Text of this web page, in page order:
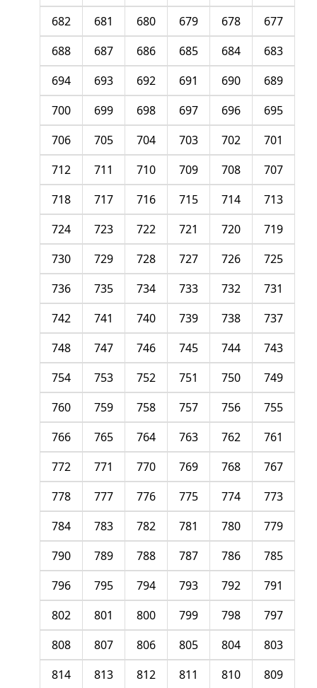
677
678
679
680
681
682
683
684
685
686
687
688
689
690
691
692
693
694
695
696
697
698
699
700
701
702
703
704
705
706
707
708
709
710
711
712
713
714
715
716
717
718
719
720
721
722
723
724
725
726
727
728
729
730
731
732
733
734
735
736
737
738
739
740
741
742
743
744
745
746
747
748
749
750
751
752
753
754
755
756
757
758
759
760
761
762
763
764
765
766
767
768
769
770
771
772
773
774
775
776
777
778
779
780
781
782
783
784
785
786
787
788
789
790
791
792
793
794
795
796
797
798
799
800
801
802
803
804
805
806
807
808
809
810
811
812
813
814